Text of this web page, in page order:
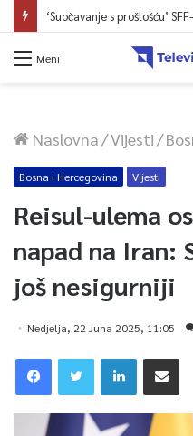
Meni
Naslovna/Vijesti/
Bosna i Hercegovina Vijesti
Reisul-ulema
napad na Iran:
još nesigurniji
Nedjelja, 22 Juna 2025, 11:05